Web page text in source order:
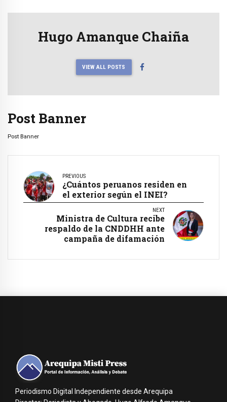
Hugo Amanque Chaiña
VIEW ALL POSTS
Post Banner
Post Banner
PREVIOUS
¿Cuántos peruanos residen en
el exterior según el INEI?
NEXT
Ministra de Cultura recibe
respaldo de la CNDDHH ante
campaña de difamación
Periodismo Digital Independiente desde Arequipa